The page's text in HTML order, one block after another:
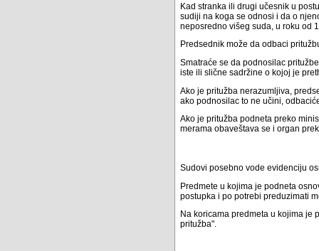
Kad stranka ili drugi učesnik u
sudiji na koga se odnosi i da o
neposredno višeg suda, u roku od
Predsednik može da odbaci
Smatraće se da podnosilac
iste ili slične sadržine o kojoj je
Ako je pritužba nerazumljiva,
ako podnosilac to ne učini,
Ako je pritužba podneta preko
merama obaveštava se i organ
Sudovi posebno vode evidenciju
Predmete u kojima je podneta
postupka i po potrebi preduzimati
Na koricama predmeta u kojima je
pritužba".